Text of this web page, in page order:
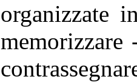
organizzate